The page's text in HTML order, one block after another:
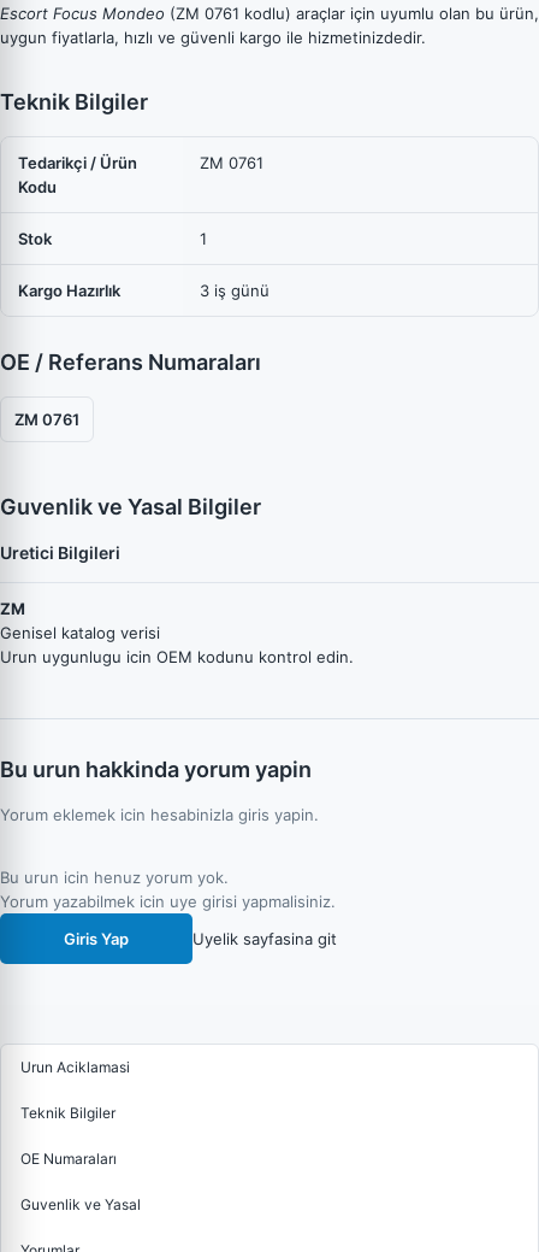
Escort Focus Mondeo (ZM 0761 kodlu) araçlar için uyumlu olan bu ürün,
uygun fiyatlarla, hızlı ve güvenli kargo ile hizmetinizdedir.
Teknik Bilgiler
Tedarikçi / Ürün
Kodu
ZM 0761
Stok 1
Kargo Hazırlık 3 iş günü
OE / Referans Numaraları
ZM 0761
Guvenlik ve Yasal Bilgiler
Uretici Bilgileri
ZM
Genisel katalog verisi
Urun uygunlugu icin OEM kodunu kontrol edin.
Bu urun hakkinda yorum yapin
Yorum eklemek icin hesabinizla giris yapin.
Bu urun icin henuz yorum yok.
Yorum yazabilmek icin uye girisi yapmalisiniz.
Giris Yap
Uyelik sayfasina git
Urun Aciklamasi
Teknik Bilgiler
OE Numaraları
Guvenlik ve Yasal